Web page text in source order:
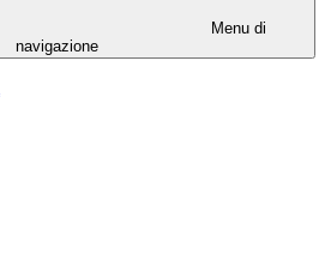
Menu di
navigazione